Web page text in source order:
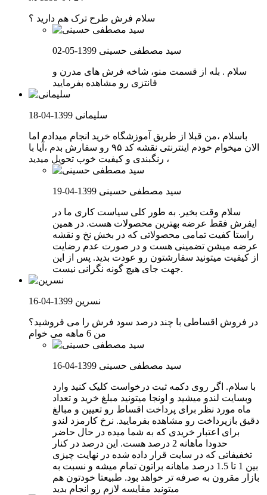
سلام فرش طرح ترک هم دارید ؟
سید مصطفی حسینی 1399-05-02
سلام . بله از قسمت منو، شاخه فرش های مدرن و
فانتزی رو مشاهده بفرمایید
سلیمانی 1399-04-18
باسلام ،من قبلا از طریق آموزشگاه خرید انجام میدادم اما
الان میخوام خودم اینترنتی نقشه کد ۹۵ رو سفارش بدم ،آیا با
رنگبندی و کیفیت خوب تحویل میدید ،
سید مصطفی حسینی 1399-04-19
سلام وقت بخیر. به طور کلی سیاست کاری ما در
ایفرش فقط عرضه بهترین محصولات هست. در همین
راستا کفیت تمامی محصولاتی که در بخش نخ و نقشه
عرضه میشن تضمینی هست و در صورت عدم رضایت
از کیفیت میتونید سفارشتون رو عودت بدید. پس از این
جهت جای هیچ گونه نگرانی نیست.
نسرین 1399-04-16
در فروش اقساطی با چند درصد سود فرش را می فروشید؟
من 6 ماهه می خوام
سید مصطفی حسینی 1399-04-16
با سلام. اگر روی دکمه ثبت درخواست کلیک کنید وارد
وبسایت لندو میشید و اونجا میتونید مبلغ خرید و تعداد
ماه مورد نظر برای پرداخت اقساط رو تعیین و مبالغ
دقیق بازپرداخت رو مشاهده بفرمایید. نرخ کارمزد لندو
برای اعتبار خریدی که به شما میده در حال حاضر
حدودا ماهانه 2 درصد هست. این درصد در کنار
تخفیفاتی که در سایت قرار داده شده در نهایت چیزی
بین 1 تا 1.5 درصد ماهانه براتون تمام میشه و نسبت به
بازار مقرون به صرفه تر خواهد بود. طبیعتا خودتون هم
میتونید مقایسه لازم رو انجام بدید